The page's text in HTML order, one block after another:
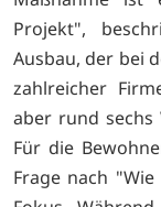
Projekt",
Ausbau, der bei
zahlreicher
aber rund sechs
Für die
Frage nach